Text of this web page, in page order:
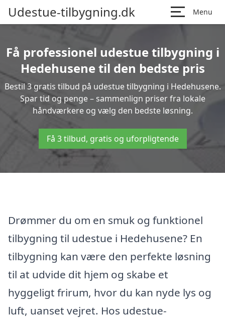
Udestue-tilbygning.dk Menu
Få professionel udestue tilbygning i
Hedehusene til den bedste pris
Bestil 3 gratis tilbud på udestue tilbygning i Hedehusene.
Spar tid og penge – sammenlign priser fra lokale
håndværkere og vælg den bedste løsning.
Få 3 tilbud, gratis og uforpligtende
Drømmer du om en smuk og funktionel
tilbygning til udestue i Hedehusene? En
tilbygning kan være den perfekte løsning
til at udvide dit hjem og skabe et
hyggeligt frirum, hvor du kan nyde lys og
luft, uanset vejret. Hos udestue-